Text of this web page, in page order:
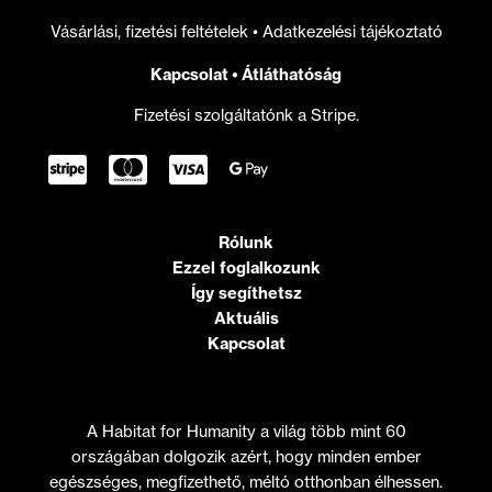
Vásárlási, fizetési feltételek • Adatkezelési tájékoztató
Kapcsolat• Átláthatóság
Fizetési szolgáltatónk a Stripe.
Rólunk
Ezzel foglalkozunk
Így segíthetsz
Aktuális
Kapcsolat
A Habitat for Humanity a világ több mint 60
országában dolgozik azért, hogy minden ember
egészséges, megfizethető, méltó otthonban élhessen.